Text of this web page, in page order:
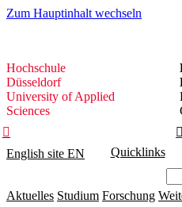
Zum Hauptinhalt wechseln
Hochschule
Düsseldorf
Hochschule
Düsseldorf
University of Applied
Sciences


English site EN Quicklinks
Aktuelles Studium Forschung